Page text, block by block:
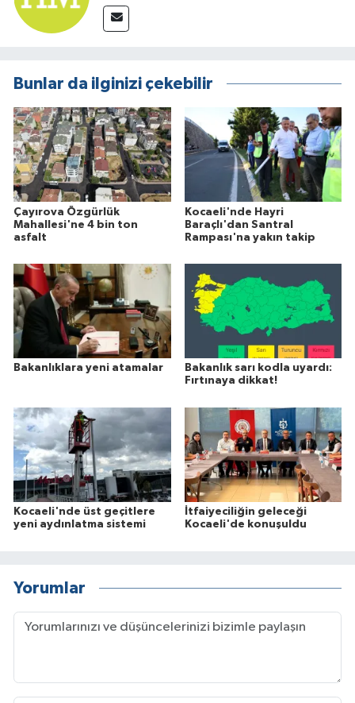
Bunlar da ilginizi çekebilir
Çayırova Özgürlük
Mahallesi'ne 4 bin ton
asfalt
Kocaeli'nde Hayri
Baraçlı'dan Santral
Rampası'na yakın takip
Bakanlıklara yeni atamalar
Bakanlık sarı kodla uyardı:
Fırtınaya dikkat!
Kocaeli'nde üst geçitlere
yeni aydınlatma sistemi
İtfaiyeciliğin geleceği
Kocaeli'de konuşuldu
Yorumlar